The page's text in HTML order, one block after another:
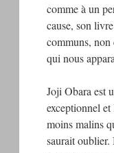
comme à un
cause, son
communs, non
qui nous
Joji Obara est
exceptionnel et
moins malins
saurait oublier.